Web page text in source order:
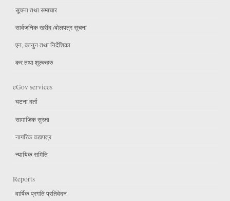
सूचना तथा समाचार
सार्वजनिक खरीद /बोलपत्र सूचना
एन, कानुन तथा निर्देशिका
कर तथा शुल्कहरु
eGov services
घटना दर्ता
सामाजिक सुरक्षा
नागरिक वडापत्र
न्यायिक समिति
Reports
वार्षिक प्रगति प्रतिवेदन